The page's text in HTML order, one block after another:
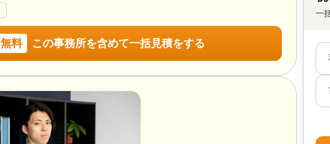
無料 この事務所を含めて一括見積をする
一